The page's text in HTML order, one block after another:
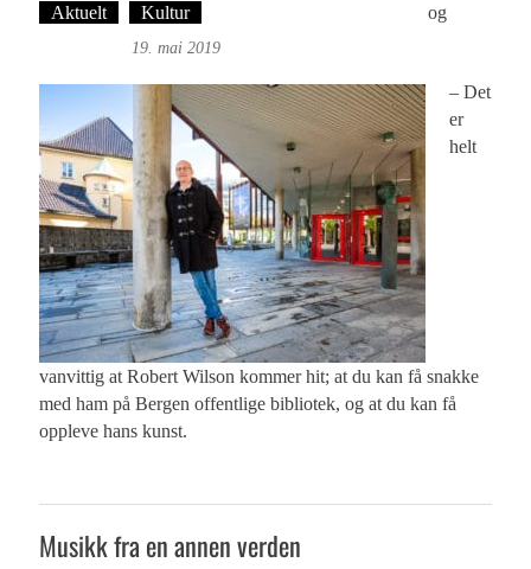
Aktuelt Kultur og
19. mai 2019
– Det
er
helt
vanvittig at Robert Wilson kommer hit; at du kan få snakke
med ham på Bergen offentlige bibliotek, og at du kan få
oppleve hans kunst.
Musikk fra en annen verden